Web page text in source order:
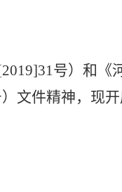
号）和《
文件精神，现